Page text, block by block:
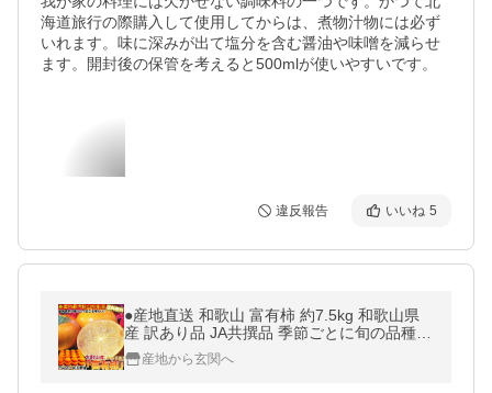
海道旅行の際購入して使用してからは、煮物汁物には必ず
いれます。味に深みが出て塩分を含む醤油や味噌を減らせ
ます。開封後の保管を考えると500mlが使いやすいです。
違反報告 いいね 5
●産地直送 和歌山 富有柿 約7.5kg 和歌山県
産 訳あり品 JA共撰品 季節ごとに旬の品種を
厳選！本場で育てた抜群の美味しさ
産地から玄関へ